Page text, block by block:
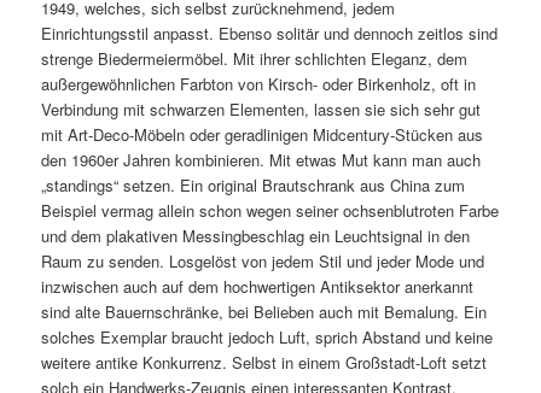
1949, welches, sich selbst zurücknehmend, jedem
Einrichtungsstil anpasst. Ebenso solitär und dennoch zeitlos sind
strenge Biedermeiermöbel. Mit ihrer schlichten Eleganz, dem
außergewöhnlichen Farbton von Kirsch- oder Birkenholz, oft in
Verbindung mit schwarzen Elementen, lassen sie sich sehr gut
mit Art-Deco-Möbeln oder geradlinigen Midcentury-Stücken aus
den 1960er Jahren kombinieren. Mit etwas Mut kann man auch
„standings“ setzen. Ein original Brautschrank aus China zum
Beispiel vermag allein schon wegen seiner ochsenblutroten Farbe
und dem plakativen Messingbeschlag ein Leuchtsignal in den
Raum zu senden. Losgelöst von jedem Stil und jeder Mode und
inzwischen auch auf dem hochwertigen Antiksektor anerkannt
sind alte Bauernschränke, bei Belieben auch mit Bemalung. Ein
solches Exemplar braucht jedoch Luft, sprich Abstand und keine
weitere antike Konkurrenz. Selbst in einem Großstadt-Loft setzt
solch ein Handwerks-Zeugnis einen interessanten Kontrast.